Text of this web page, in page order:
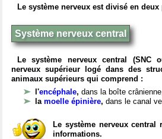
Le système nerveux est divisé en deux
Système nerveux central
Le système nerveux central (SNC
nerveux supérieur logé dans des
animaux supérieurs qui comprend :
l'encéphale, dans la boîte
la moelle épinière, dans le canal
Le système nerveux
informations.